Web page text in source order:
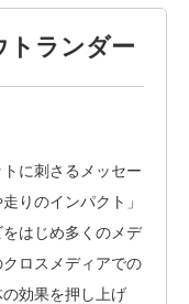
ランダー
に刺さるメッセー
りのインパクト」
はじめ多くのメデ
ロスメディアでの
効果を押し上げ